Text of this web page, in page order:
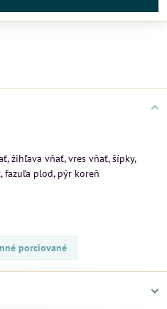
žihľava vňať, vres vňať, šípky,
plod, pýr koreň
porciované